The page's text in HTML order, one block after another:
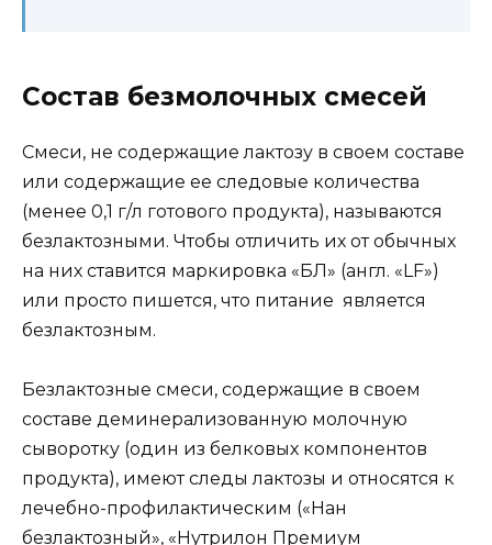
Состав безмолочных смесей
Смеси, не содержащие лактозу в своем составе
или содержащие ее следовые количества
(менее 0,1 г/л готового продукта), называются
безлактозными. Чтобы отличить их от обычных
на них ставится маркировка «БЛ» (англ. «LF»)
или просто пишется, что питание является
безлактозным.
Безлактозные смеси, содержащие в своем
составе деминерализованную молочную
сыворотку (один из белковых компонентов
продукта), имеют следы лактозы и относятся к
лечебно-профилактическим («Нан
безлактозный», «Нутрилон Премиум